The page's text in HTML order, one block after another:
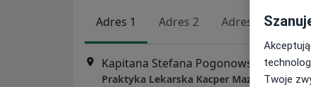
Adres 1
Adres 2 Adres 3
Praktyka Lekarska Kacper Mazur
Twoje